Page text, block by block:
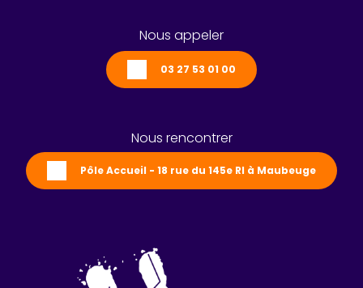
Nous appeler
03 27 53 01 00
Nous rencontrer
Pôle Accueil - 18 rue du 145e RI à Maubeuge